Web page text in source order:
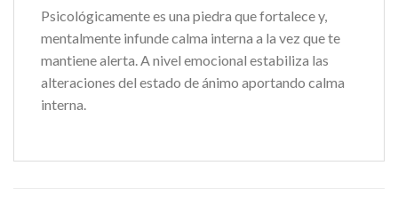
Psicológicamente es una piedra que fortalece y,
mentalmente infunde calma interna a la vez que te
mantiene alerta. A nivel emocional estabiliza las
alteraciones del estado de ánimo aportando calma
interna.